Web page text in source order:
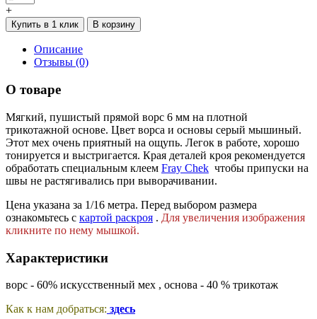
+
Купить в 1 клик В корзину
Описание
Отзывы (0)
О товаре
Мягкий, пушистый прямой ворс 6 мм на плотной
трикотажной основе. Цвет ворса и основы серый мышиный.
Этот мех очень приятный на ощупь. Легок в работе, хорошо
тонируется и выстригается. Края деталей кроя рекомендуется
обработать специальным клеем Fray Сhek чтобы припуски на
швы не растягивались при выворачивании.
Цена указана за 1/16 метра. Перед выбором размера
ознакомьтесь с картой раскроя . Для увеличения изображения
кликните по нему мышкой.
Характеристики
ворс - 60% искусственный мех , основа - 40 % трикотаж
Как к нам добраться: здесь